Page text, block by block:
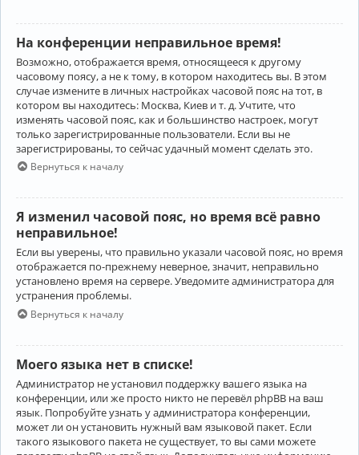
На конференции неправильное время!
Возможно, отображается время, относящееся к другому
часовому поясу, а не к тому, в котором находитесь вы. В этом
случае измените в личных настройках часовой пояс на тот, в
котором вы находитесь: Москва, Киев и т. д. Учтите, что
изменять часовой пояс, как и большинство настроек, могут
только зарегистрированные пользователи. Если вы не
зарегистрированы, то сейчас удачный момент сделать это.
Вернуться к началу
Я изменил часовой пояс, но время всё равно
неправильное!
Если вы уверены, что правильно указали часовой пояс, но время
отображается по-прежнему неверное, значит, неправильно
установлено время на сервере. Уведомите администратора для
устранения проблемы.
Вернуться к началу
Моего языка нет в списке!
Администратор не установил поддержку вашего языка на
конференции, или же просто никто не перевёл phpBB на ваш
язык. Попробуйте узнать у администратора конференции,
может ли он установить нужный вам языковой пакет. Если
такого языкового пакета не существует, то вы сами можете